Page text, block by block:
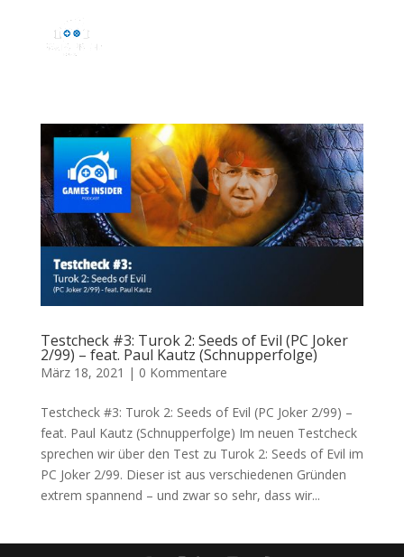
Testcheck #3: Turok 2: Seeds of Evil (PC Joker
2/99) – feat. Paul Kautz (Schnupperfolge)
März 18, 2021 | 0 Kommentare
Testcheck #3: Turok 2: Seeds of Evil (PC Joker 2/99) –
feat. Paul Kautz (Schnupperfolge) Im neuen Testcheck
sprechen wir über den Test zu Turok 2: Seeds of Evil im
PC Joker 2/99. Dieser ist aus verschiedenen Gründen
extrem spannend – und zwar so sehr, dass wir...